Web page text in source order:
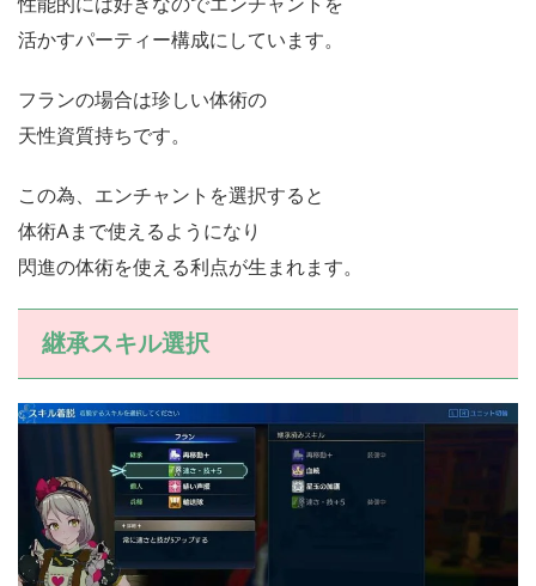
活かすパーティー構成にしています。
フランの場合は珍しい体術の
天性資質持ちです。
この為、エンチャントを選択すると
体術Aまで使えるようになり
閃進の体術を使える利点が生まれます。
継承スキル選択